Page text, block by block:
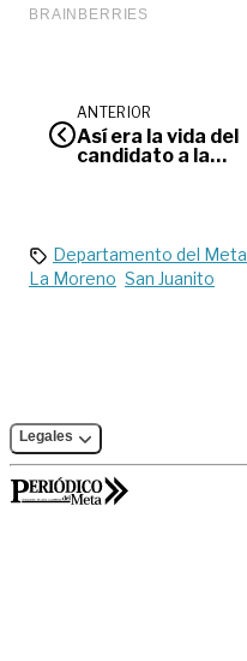
ANTERIOR
Así era la vida del
candidato a la
Departamento del Meta
La Moreno San Juanito
Legales